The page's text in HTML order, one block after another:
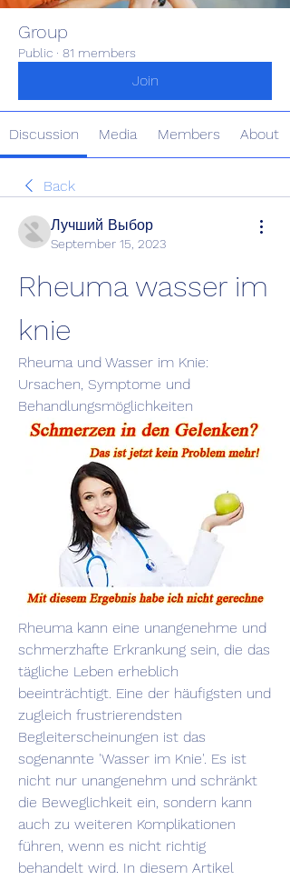
Group
Public · 81 members
Join
Discussion Media Members About
Back
Лучший Выбор
September 15, 2023
Rheuma wasser im
knie
Rheuma und Wasser im Knie:
Ursachen, Symptome und
Behandlungsmöglichkeiten
Rheuma kann eine unangenehme und
schmerzhafte Erkrankung sein, die das
tägliche Leben erheblich
beeinträchtigt. Eine der häufigsten und
zugleich frustrierendsten
Begleiterscheinungen ist das
sogenannte 'Wasser im Knie'. Es ist
nicht nur unangenehm und schränkt
die Beweglichkeit ein, sondern kann
auch zu weiteren Komplikationen
führen, wenn es nicht richtig
behandelt wird. In diesem Artikel